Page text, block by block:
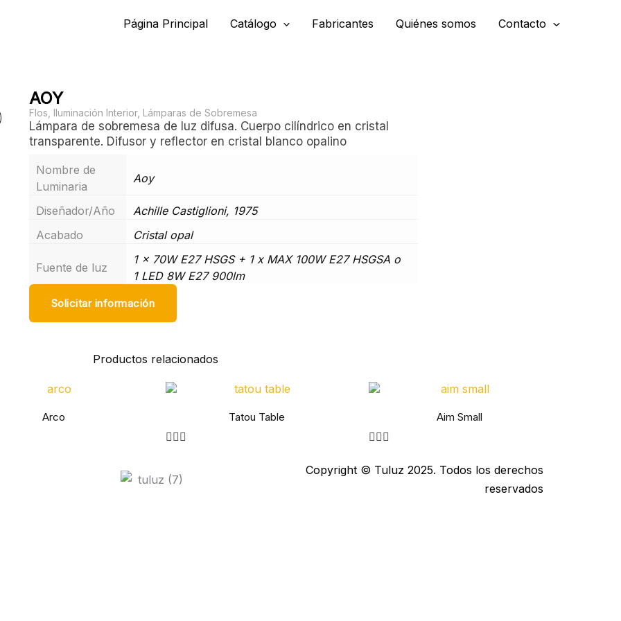
Página Principal Catálogo Fabricantes Quiénes somos Contacto
AOY
Flos Iluminación Interior, Lámparas de Sobremesa
Lámpara de sobremesa de luz difusa. Cuerpo cilíndrico en cristal
transparente. Difusor y reflector en cristal blanco opalino
Nombre de
Luminaria
Aoy
Diseñador/Año
Achille Castiglioni, 1975
Acabado
Cristal opal
Fuente de luz
1 x 70W E27 HSGS + 1 x MAX 100W E27 HSGSA o
1 LED 8W E27 900lm
Solicitar información
Productos relacionados
Arco Tatou Table Aim Small
Copyright © Tuluz 2025. Todos los derechos
reservados